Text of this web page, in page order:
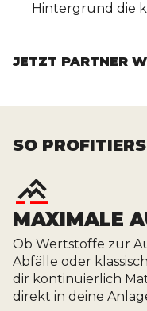
Hintergrund die
JETZT PARTNER
SO
MAXIMALE
Ob Wertstoffe zur
Abfälle oder
dir kontinuierlich
direkt in deine